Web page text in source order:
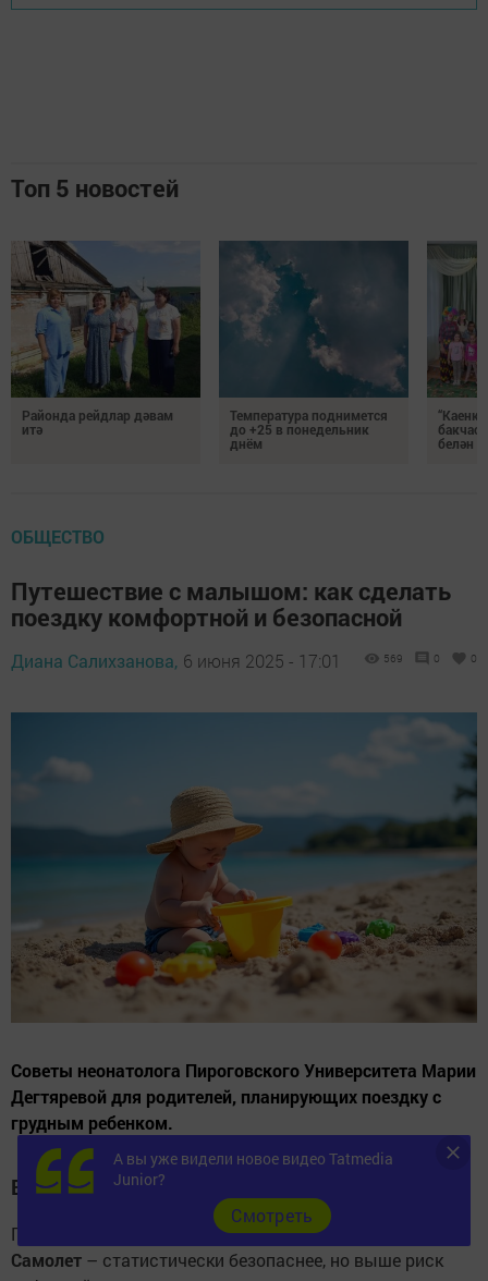
Топ 5 новостей
Районда рейдлар дәвам
итә
Температура поднимется
до +25 в понедельник
днём
белән
ОБЩЕСТВО
Путешествие с малышом: как сделать
поездку комфортной и безопасной
Диана Салихзанова, 6 июня 2025 - 17:01 569 0 0
Советы неонатолога Пироговского Университета Марии
Дегтяревой для родителей, планирующих поездку с
грудным ребенком.
Выбор транспорта: что безопаснее?
Профессор Мария Дегтяреварекомендует учитывать:
Самолет – статистически безопаснее, но выше риск
А вы уже видели новое видео Tatmedia
Junior?
Cмотреть